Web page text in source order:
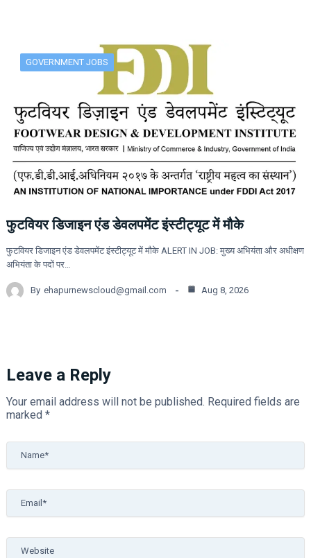
GOVERNMENT JOBS
फुटवियर डिजाइन एंड डेवलपमेंट इंस्टीट्यूट में मौके
फुटवियर डिजाइन एंड डेवलपमेंट इंस्टीट्यूट में मौके ALERT IN JOB: मुख्य अभियंता और अधीक्षण
अभियंता के पदों पर…
By ehapurnewscloud@gmail.com Aug 8, 2026
Leave a Reply
Your email address will not be published. Required fields are
marked *
Name*
Email*
Website